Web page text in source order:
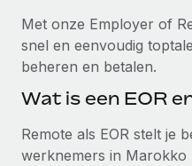
Krijg hulp van global
Achtergrondonderzoek
Vereenvoudig het
Compliance
Integraties en advies
CASESTUDY'S
Hoe AI-pionier
liet groeien met
Inzichtencentrum
Met onze Employer of
snel en eenvoudig
beheren en betalen.
Wat is een EOR
Remote als EOR stelt je
werknemers in Marokko